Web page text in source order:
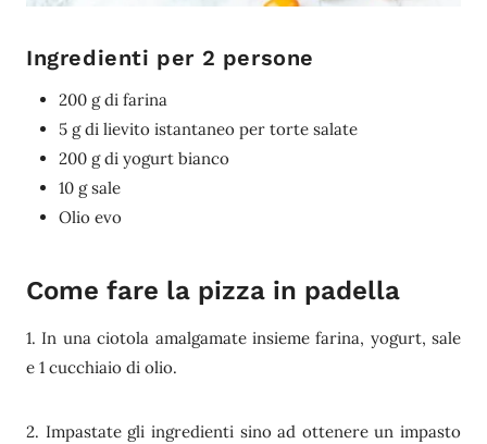
Ingredienti per 2 persone
200 g di farina
5 g di lievito istantaneo per torte salate
200 g di yogurt bianco
10 g sale
Olio evo
Come fare la pizza in padella
1. In una ciotola amalgamate insieme farina, yogurt, sale
e 1 cucchiaio di olio.
2. Impastate gli ingredienti sino ad ottenere un impasto